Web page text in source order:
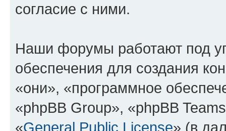
согласие с ними.
Наши форумы работают под
обеспечения для создания
«они», «программное
«phpBB Group», «phpBB
«General Public License» (в